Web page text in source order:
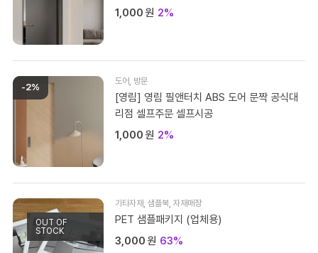
1,000 원 2%
-2%
도어 방문
[영림] 영림 필앤터치 ABS 도어 문짝 공식대
리점 셀프주문 셀프시공
1,000 원 2%
OUT OF
STOCK
기타자재 ,샘플북 ,자재매장
PET 샘플패키지 (업체용)
3,000 원 63%